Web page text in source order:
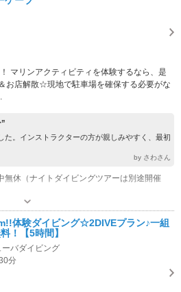
マリンアクティビティを体験するなら、是
お店解散☆現地で駐車場を確保する必要がな
た。インストラクターの方が親しみやすく、最初
by さわさん
休（ナイトダイビングツアーは別途開催
体験ダイビング☆2DIVEプラン♪一組
！【5時間】
ーバダイビング
分